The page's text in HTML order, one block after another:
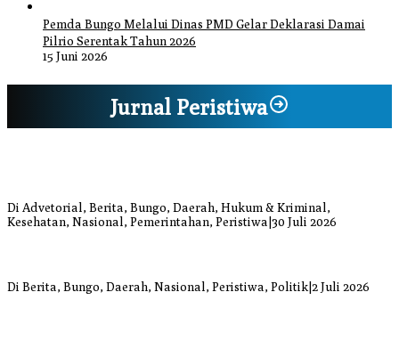
Pemda Bungo Melalui Dinas PMD Gelar Deklarasi Damai
Pilrio Serentak Tahun 2026
15 Juni 2026
Jurnal Peristiwa
Di Advetorial, Berita, Bungo, Daerah, Hukum & Kriminal,
Kesehatan, Nasional, Pemerintahan, Peristiwa 30 Juli 2026
Di Berita, Bungo, Daerah, Nasional, Peristiwa, Politik 2 Juli 2026